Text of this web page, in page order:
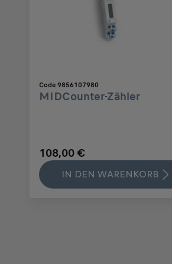
Code 9856107980
MIDCounter-Zähler
108,00 €
IN DEN WARENKORB